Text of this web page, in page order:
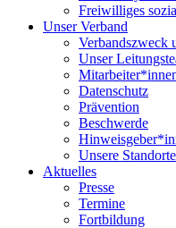
Freiwilliges
Unser Verband
Verbandszweck
Unser
Datenschutz
Prävention
Beschwerde
Unsere Standorte
Aktuelles
Presse
Termine
Fortbildung